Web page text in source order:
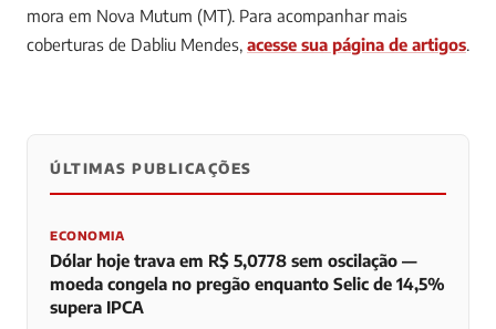
mora em Nova Mutum (MT). Para acompanhar mais
coberturas de Dabliu Mendes, acesse sua página de artigos.
0 0 0
ÚLTIMAS PUBLICAÇÕES
ECONOMIA
Dólar hoje trava em R$ 5,0778 sem oscilação —
moeda congela no pregão enquanto Selic de 14,5%
supera IPCA